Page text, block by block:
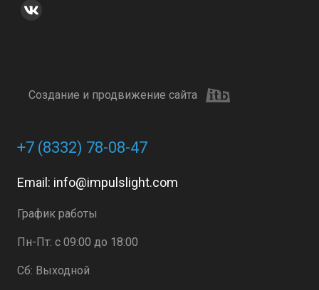
Создание и продвижение сайта
+7 (8332) 78-08-47
Email: info@impulslight.com
График работы
Пн-Пт: с 09:00 до 18:00
Сб: Выходной